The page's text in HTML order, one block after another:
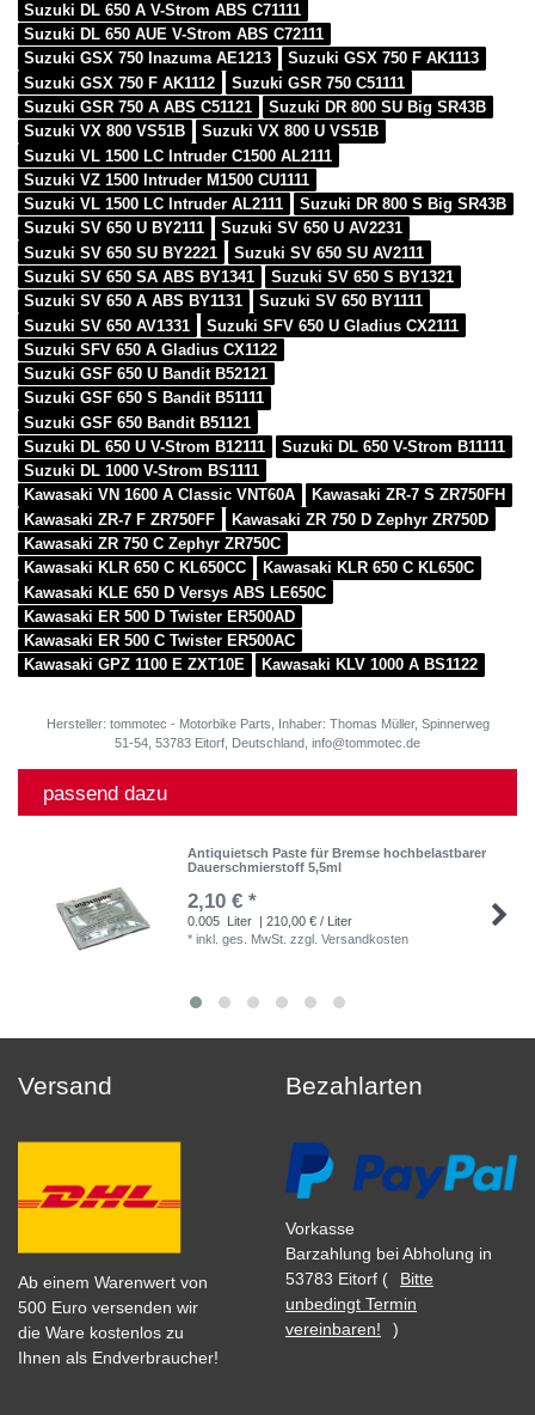
Suzuki DL 650 A V-Strom ABS C71111
Suzuki DL 650 AUE V-Strom ABS C72111
Suzuki GSX 750 Inazuma AE1213
Suzuki GSX 750 F AK1113
Suzuki GSX 750 F AK1112
Suzuki GSR 750 C51111
Suzuki GSR 750 A ABS C51121
Suzuki DR 800 SU Big SR43B
Suzuki VX 800 VS51B
Suzuki VX 800 U VS51B
Suzuki VL 1500 LC Intruder C1500 AL2111
Suzuki VZ 1500 Intruder M1500 CU1111
Suzuki VL 1500 LC Intruder AL2111
Suzuki DR 800 S Big SR43B
Suzuki SV 650 U BY2111
Suzuki SV 650 U AV2231
Suzuki SV 650 SU BY2221
Suzuki SV 650 SU AV2111
Suzuki SV 650 SA ABS BY1341
Suzuki SV 650 S BY1321
Suzuki SV 650 A ABS BY1131
Suzuki SV 650 BY1111
Suzuki SV 650 AV1331
Suzuki SFV 650 U Gladius CX2111
Suzuki SFV 650 A Gladius CX1122
Suzuki GSF 650 U Bandit B52121
Suzuki GSF 650 S Bandit B51111
Suzuki GSF 650 Bandit B51121
Suzuki DL 650 U V-Strom B12111
Suzuki DL 650 V-Strom B11111
Suzuki DL 1000 V-Strom BS1111
Kawasaki VN 1600 A Classic VNT60A
Kawasaki ZR-7 S ZR750FH
Kawasaki ZR-7 F ZR750FF
Kawasaki ZR 750 D Zephyr ZR750D
Kawasaki ZR 750 C Zephyr ZR750C
Kawasaki KLR 650 C KL650CC
Kawasaki KLR 650 C KL650C
Kawasaki KLE 650 D Versys ABS LE650C
Kawasaki ER 500 D Twister ER500AD
Kawasaki ER 500 C Twister ER500AC
Kawasaki GPZ 1100 E ZXT10E
Kawasaki KLV 1000 A BS1122
Hersteller: tommotec - Motorbike Parts, Inhaber: Thomas Müller, Spinnerweg
51-54, 53783 Eitorf, Deutschland, info@tommotec.de
passend dazu
Antiquietsch Paste für Bremse hochbelastbarer
Dauerschmierstoff 5,5ml
2,10 € *
0.005 Liter
| 210,00 € / Liter
*inkl. ges. MwSt. zzgl.Versandkosten
Versand
Ab einem Warenwert von
500 Euro versenden wir
die Ware kostenlos zu
Ihnen als Endverbraucher!
Bezahlarten
Vorkasse
Barzahlung bei Abholung in
53783 Eitorf (
Bitte
unbedingt Termin
vereinbaren!
)